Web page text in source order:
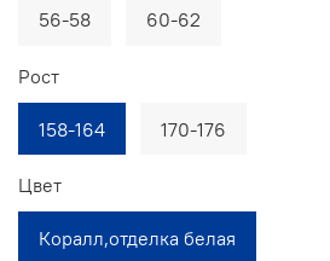
56-58 60-62
Рост
158-164 170-176
Цвет
Коралл,отделка белая